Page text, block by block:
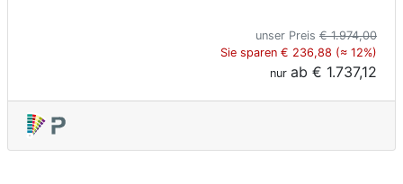
unser Preis € 1.974,00
Sie sparen € 236,88 (≈ 12%)
nur ab € 1.737,12